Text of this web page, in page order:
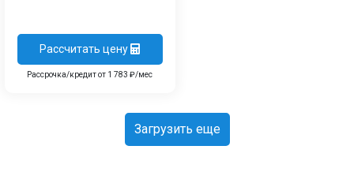
Рассчитать цену
Рассрочка/кредит от 1 783 ₽/мес
Загрузить еще